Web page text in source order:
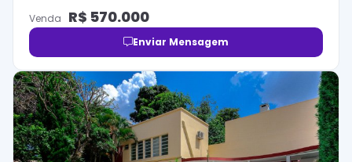
Venda R$ 570.000
Enviar Mensagem